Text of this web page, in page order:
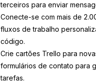
terceiros para enviar
Conecte-se com mais de
fluxos de trabalho
código.
Crie cartões Trello para
formulários de contato para
tarefas.